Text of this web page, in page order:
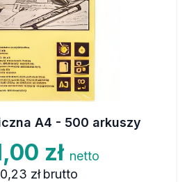
A4 - 500 arkuszy
zł netto
zł brutto